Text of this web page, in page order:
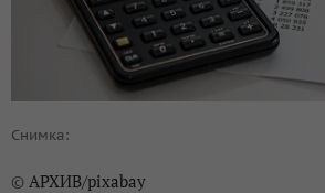
Снимка:
© АРХИВ/pixabay